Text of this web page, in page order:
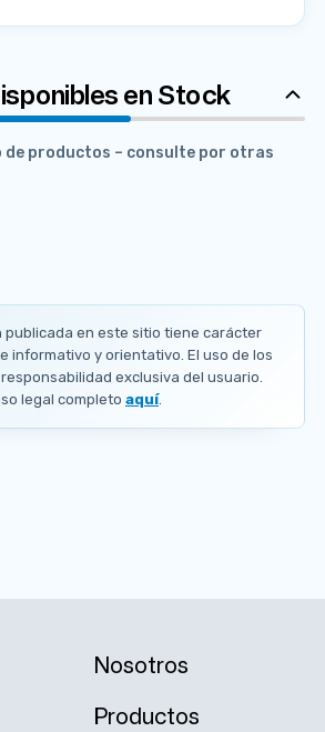
en Stock
productos – consulte por otras
publicada en este sitio tiene carácter
informativo y orientativo. El uso de los
exclusiva del usuario.
legal completo aquí.
Nosotros
Productos